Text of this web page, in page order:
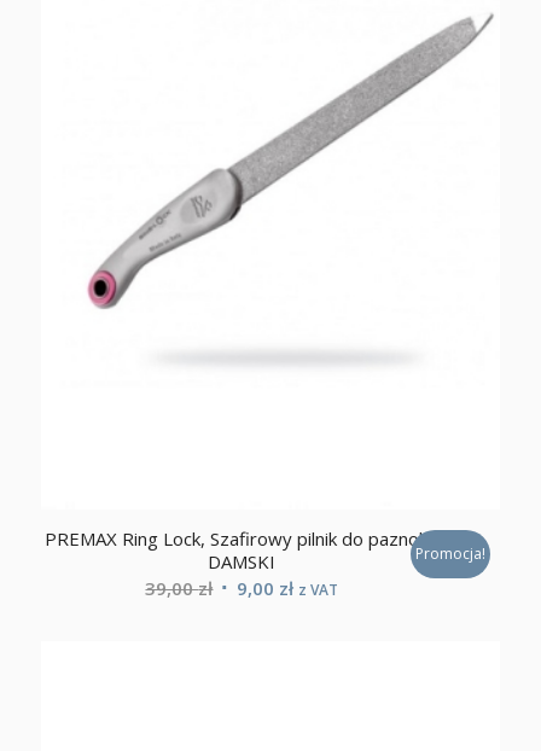
PREMAX Ring Lock, Szafirowy pilnik do paznokci
DAMSKI
39,00zł Pierwotna
9,00 złAktualna
z VAT
Promocja!